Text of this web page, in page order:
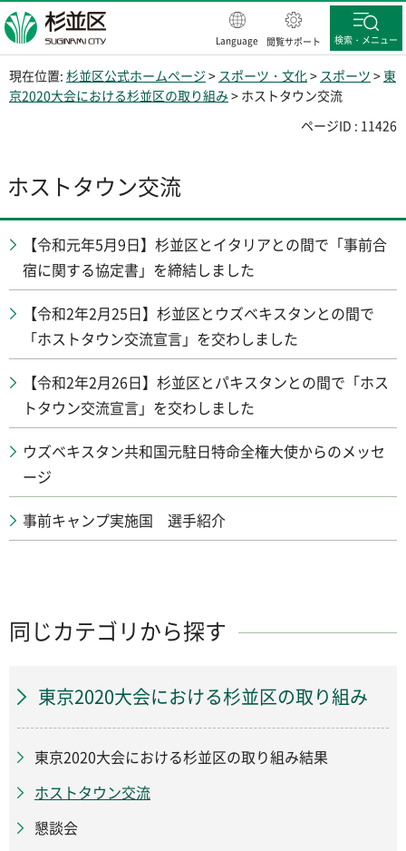
杉並区
Language 閲覧サポート 検索・メニュー
現在位置: 杉並区公式ホームページ > スポーツ・文化> スポーツ > 東
京2020大会における杉並区の取り組み > ホストタウン交流
ページID : 11426
ホストタウン交流
【令和元年5月9日】杉並区とイタリアとの間で「事前合
宿に関する協定書」を締結しました
【令和2年2月25日】杉並区とウズベキスタンとの間で
「ホストタウン交流宣言」を交わしました
【令和2年2月26日】杉並区とパキスタンとの間で「ホス
トタウン交流宣言」を交わしました
ウズベキスタン共和国元駐日特命全権大使からのメッセ
ージ
事前キャンプ実施国 選手紹介
同じカテゴリから探す
東京2020大会における杉並区の取り組み
東京2020大会における杉並区の取り組み結果
ホストタウン交流
懇談会